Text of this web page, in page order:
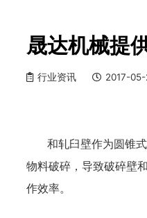
晟达机械提
行业资讯 2017-05-
和轧臼壁作为圆锥
物料破碎，导致破碎壁
作效率。